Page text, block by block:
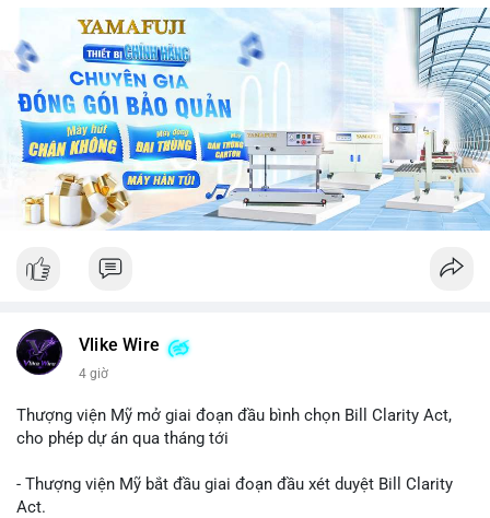
Vlike Wire
4 giờ
Thượng viện Mỹ mở giai đoạn đầu bình chọn Bill Clarity Act,
cho phép dự án qua tháng tới
- Thượng viện Mỹ bắt đầu giai đoạn đầu xét duyệt Bill Clarity
Act.